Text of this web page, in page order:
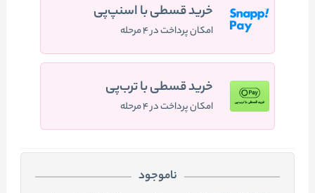
خرید قسطی با اسنپ‌پی
امکان پرداخت در ۴ مرحله
خرید قسطی با ترب‌پی
امکان پرداخت در ۴ مرحله
ناموجود